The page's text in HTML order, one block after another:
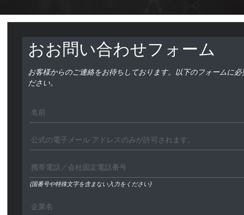
おお問い合わせフォーム
お客様からのご連絡をお待ちしております。以下のフォームに必
ださい。
(国番号や特殊文字を含まない入力をください)